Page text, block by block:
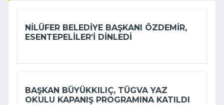
NILÜFER BELEDIYE BAŞKANI ÖZDEMIR,
ESENTEPELILER’I DINLEDI
BAŞKAN BÜYÜKKILIÇ, TÜGVA YAZ
OKULU KAPANIŞ PROGRAMINA KATILDI